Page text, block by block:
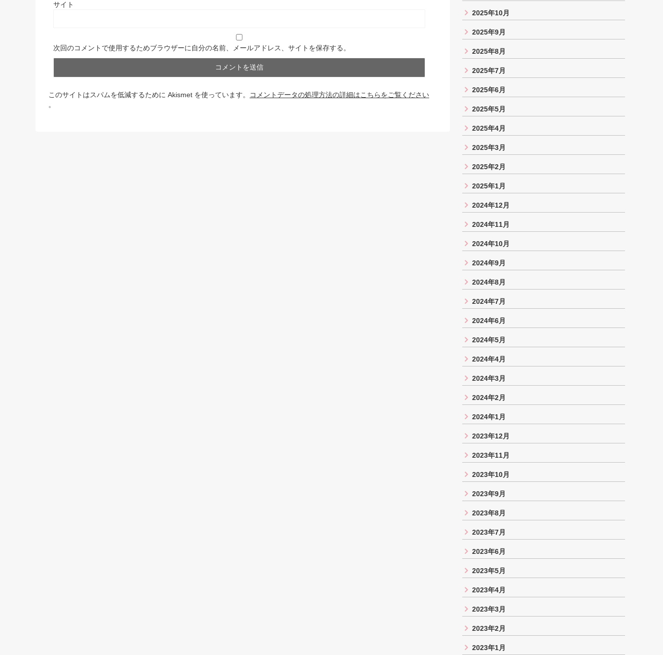
サイト
次回のコメントで使用するためブラウザーに自分の名前、メールアドレス、サイトを保存する。
このサイトはスパムを低減するために Akismet を使っています。
コメントデータの処理方法の詳細はこちらをご覧ください
。
2025年10月
2025年9月
2025年8月
2025年7月
2025年6月
2025年5月
2025年4月
2025年3月
2025年2月
2025年1月
2024年12月
2024年11月
2024年10月
2024年9月
2024年8月
2024年7月
2024年6月
2024年5月
2024年4月
2024年3月
2024年2月
2024年1月
2023年12月
2023年11月
2023年10月
2023年9月
2023年8月
2023年7月
2023年6月
2023年5月
2023年4月
2023年3月
2023年2月
2023年1月